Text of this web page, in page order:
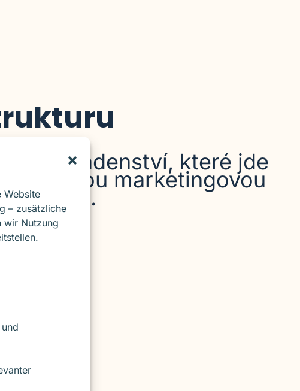
Website
– zusätzliche
wir Nutzung
poradenství, které jde
trvalou marketingovou